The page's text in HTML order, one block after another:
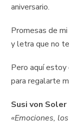
aniversario.
Promesas de
y letra que no
Pero aquí estoy
para regalarte
Susi von Soler
«Emociones,